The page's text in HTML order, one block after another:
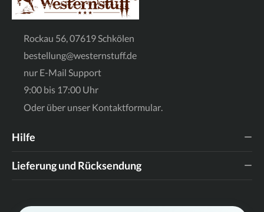
Rockau 56, 07619 Schkölen
bestellung@westernstuff.de
nur E-Mail Support
9:00 bis 17:00 Uhr
Oder über unser Kontaktformular
Hilfe
Lieferung und Rücksendung